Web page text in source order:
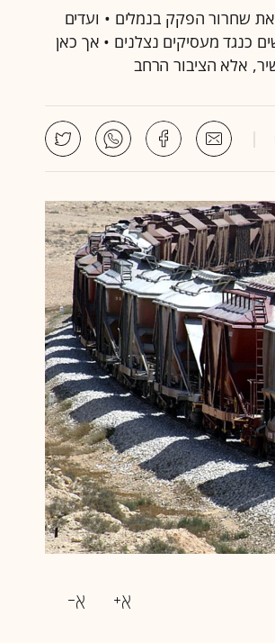
שחרור הפקק בנמלים • ועדים
כנגד מעסיקים נצלנים • אך כאן
אלא הציבור הרחב